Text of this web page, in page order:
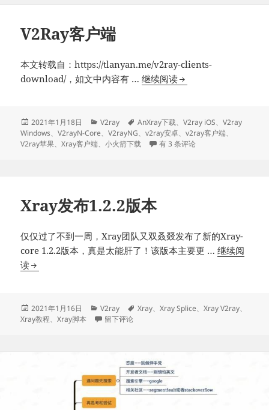
V2Ray客户端
本文转载自：https://tlanyan.me/v2ray-clients-
download/，如文中内容有 …继续阅读V2Ray
端
发
布
于
2021年1月18日
分
类
V2ray
标
签
AnXray下载、V2ray iOS、V2ray
Windows、V2rayN-Core、V2rayNG、v2ray安卓、v2ray客户端、
V2ray苹果、Xray客户端、小火箭下载 V2Ray客户端
有 3 条评论
Xray发布1.2.2版本
仅仅过了不到一周，Xray团队又双叒叕发布了新的Xray-
core 1.2.2版本，真是太能肝了！该版本主要更 …继续阅
读Xray
1.2.2
版
发
布
2021年1月16日
分
类
V2ray
标
Xray、Xray Splice、Xray V2ray、
Xray教程、Xray脚本 于Xray发布1.2.2版本
留下评论